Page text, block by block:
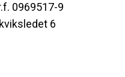
0969517-9
6